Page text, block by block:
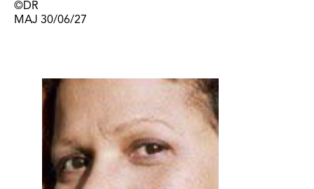
©DR
MAJ 30/06/27